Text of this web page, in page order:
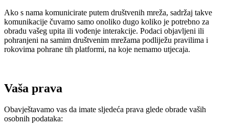
Ako s nama komunicirate putem društvenih mreža, sadržaj takve
komunikacije čuvamo samo onoliko dugo koliko je potrebno za
obradu vašeg upita ili vođenje interakcije. Podaci objavljeni ili
pohranjeni na samim društvenim mrežama podliježu pravilima i
rokovima pohrane tih platformi, na koje nemamo utjecaja.
Vaša prava
Obavještavamo vas da imate sljedeća prava glede obrade vaših
osobnih podataka: